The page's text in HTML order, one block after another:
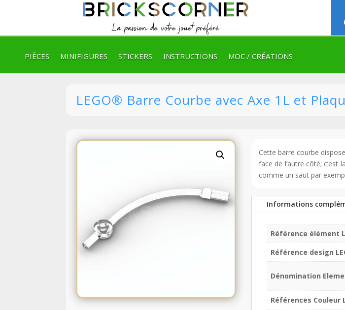
PIÈCES MINIFIGURES STICKERS INSTRUCTIONS MOC / CRÉATIONS
LEGO® Barre Courbe avec Axe 1L et
Cette barre courbe
face de l’autre côté;
comme un saut par
Informations
Référence élément
Référence design
Dénomination
Références Couleur